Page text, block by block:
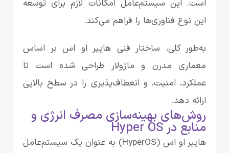
است. این سیستم‌عامل امکانات لازم برای توسعه
این نوع فناوری‌ها را فراهم می‌کند.
به‌طور کلی، ساختار فنی هایپر او اس بر اساس
معماری مدرن و ماژولار طراحی شده است تا
عملکرد، امنیت، و انعطاف‌پذیری را در سطح بالایی
ارائه دهد.
روش‌های بهینه‌سازی مصرف انرژی و
منابع در Hyper OS
هایپر او اس (HyperOS) به عنوان یک سیستم‌عامل